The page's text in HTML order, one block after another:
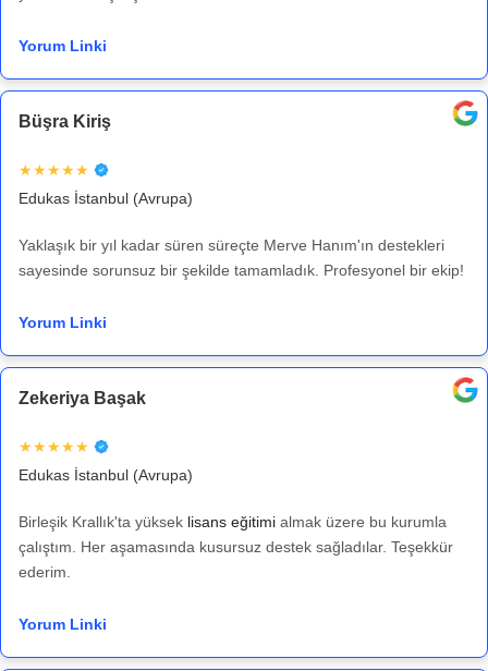
Yorum Linki
Büşra Kiriş
★★★★★
Edukas İstanbul (Avrupa)
Yaklaşık bir yıl kadar süren süreçte Merve Hanım'ın destekleri
sayesinde sorunsuz bir şekilde tamamladık. Profesyonel bir ekip!
Yorum Linki
Zekeriya Başak
★★★★★
Edukas İstanbul (Avrupa)
Birleşik Krallık'ta yüksek lisans eğitimi almak üzere bu kurumla
çalıştım. Her aşamasında kusursuz destek sağladılar. Teşekkür
ederim.
Yorum Linki